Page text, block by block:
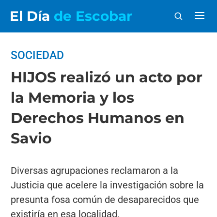
El Día de Escobar
SOCIEDAD
HIJOS realizó un acto por
la Memoria y los
Derechos Humanos en
Savio
Diversas agrupaciones reclamaron a la
Justicia que acelere la investigación sobre la
presunta fosa común de desaparecidos que
existiría en esa localidad.